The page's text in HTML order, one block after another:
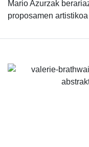
Mario Azurzak
proposamen